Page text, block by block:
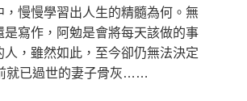
，慢慢學習出人生的精髓為何。無
是寫作，阿勉是會將每天該做的事
人，雖然如此，至今卻仍無法決定
就已過世的妻子骨灰……